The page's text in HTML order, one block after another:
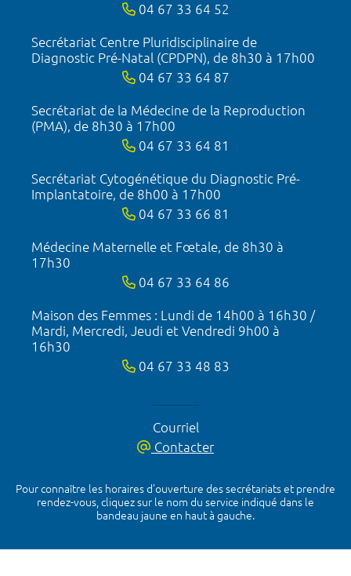
04 67 33 64 52
Secrétariat Centre Pluridisciplinaire de
Diagnostic Pré-Natal (CPDPN), de 8h30 à 17h00
04 67 33 64 87
Secrétariat de la Médecine de la Reproduction
(PMA), de 8h30 à 17h00
04 67 33 64 81
Secrétariat Cytogénétique du Diagnostic Pré-
Implantatoire, de 8h00 à 17h00
04 67 33 66 81
Médecine Maternelle et Fœtale, de 8h30 à
17h30
04 67 33 64 86
Maison des Femmes : Lundi de 14h00 à 16h30 /
Mardi, Mercredi, Jeudi et Vendredi 9h00 à
16h30
04 67 33 48 83
Courriel
Contacter
Pour connaître les horaires d’ouverture des secrétariats et prendre
rendez-vous, cliquez sur le nom du service indiqué dans le
bandeau jaune en haut à gauche.